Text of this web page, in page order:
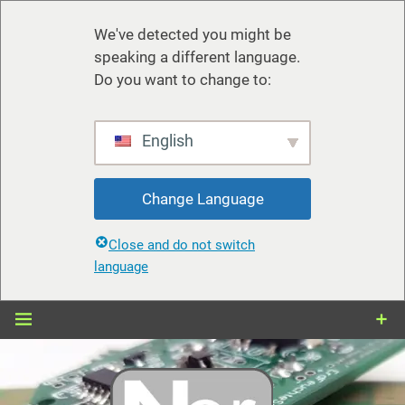
We've detected you might be
speaking a different language.
Do you want to change to:
English
Change Language
Close and do not switch
language
Zum